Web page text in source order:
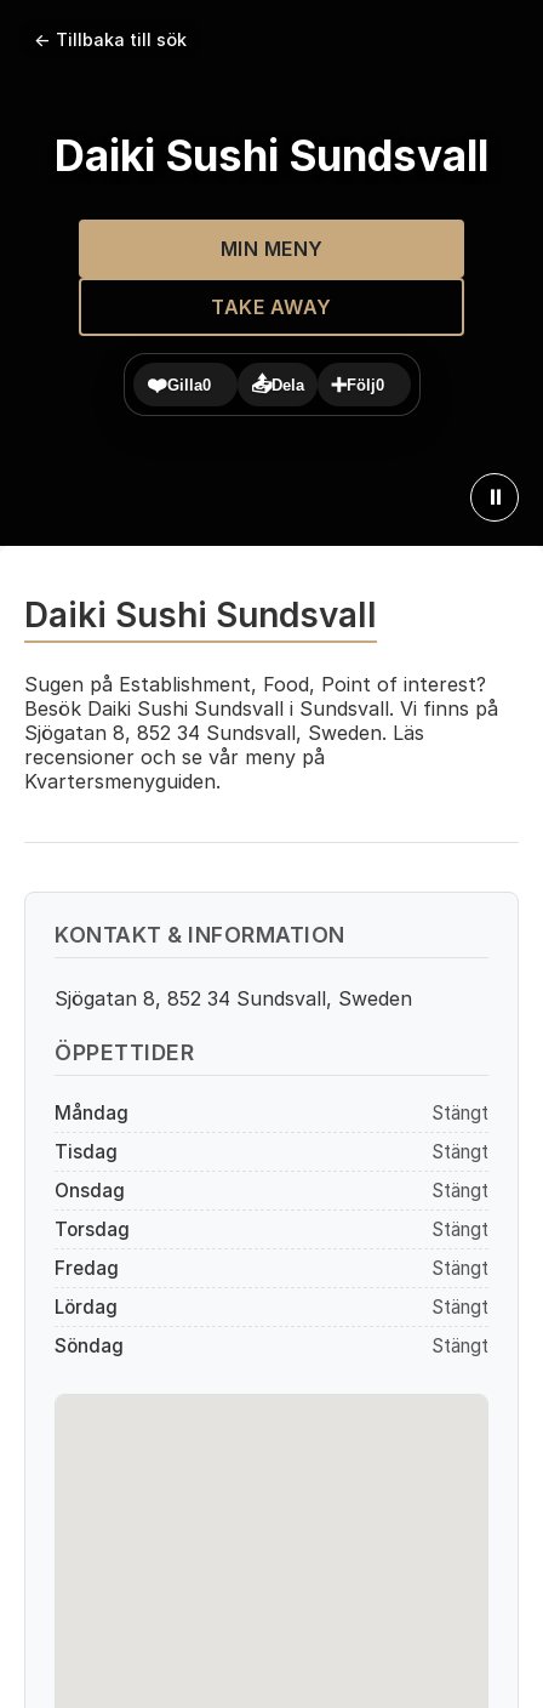
← Tillbaka till sök
Daiki Sushi Sundsvall
MIN MENY
TAKE AWAY
❤️Gilla0 📤Dela ➕Följ0
⏸
Daiki Sushi Sundsvall
Sugen på Establishment, Food, Point of interest?
Besök Daiki Sushi Sundsvall i Sundsvall. Vi finns på
Sjögatan 8, 852 34 Sundsvall, Sweden. Läs
recensioner och se vår meny på
Kvartersmenyguiden.
KONTAKT & INFORMATION
Sjögatan 8, 852 34 Sundsvall, Sweden
ÖPPETTIDER
Måndag
Stängt
Tisdag
Stängt
Onsdag
Stängt
Torsdag
Stängt
Fredag
Stängt
Lördag
Stängt
Söndag
Stängt